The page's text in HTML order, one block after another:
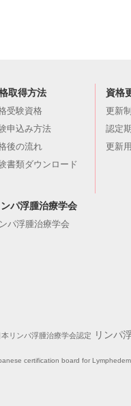
取得方法
受験資格
申込み方法
後の流れ
書類ダウンロード
資格
更新
認定
更新
パ浮腫治療学会
パ浮腫治療学会
本リンパ浮腫治療学会認定 リンパ
certification board for